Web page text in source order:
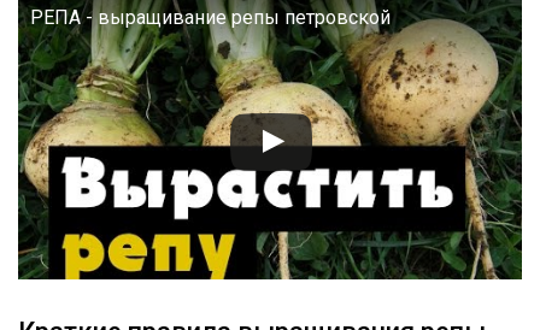
РЕПА - выращивание репы петровской